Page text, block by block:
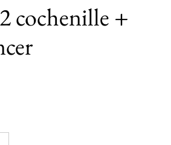
cochenille +